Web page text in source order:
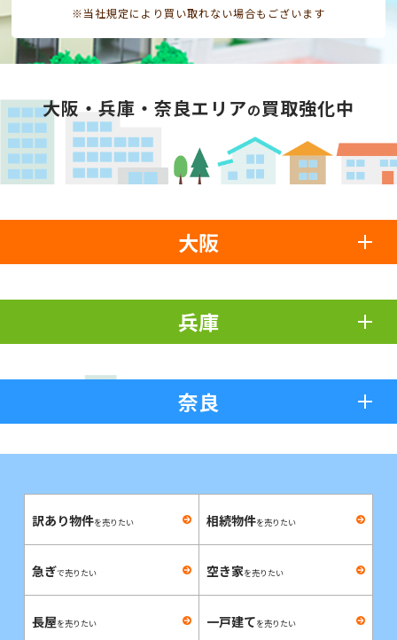
※当社規定により買い取れない場合もございます
大阪・兵庫・奈良エリアの買取強化中
大阪
兵庫
奈良
訳あり物件を売りたい 相続物件を売りたい
急ぎで売りたい 空き家を売りたい
長屋を売りたい 一戸建てを売りたい